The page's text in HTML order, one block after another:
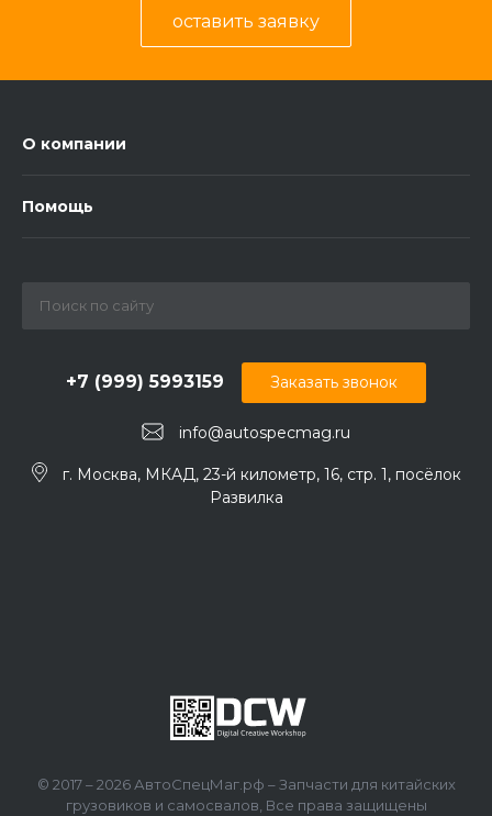
оставить заявку
О компании
Помощь
+7 (999) 5993159
info@autospecmag.ru
Заказать звонок
г. Москва, МКАД, 23-й километр, 16, стр. 1, посёлок
Развилка
© 2017 – 2026 АвтоСпецМаг.рф – Запчасти для китайских
грузовиков и самосвалов, Все права защищены